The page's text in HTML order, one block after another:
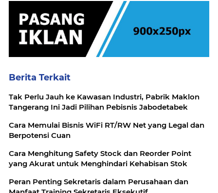
Berita Terkait
Tak Perlu Jauh ke Kawasan Industri, Pabrik Maklon
Tangerang Ini Jadi Pilihan Pebisnis Jabodetabek
Cara Memulai Bisnis WiFi RT/RW Net yang Legal dan
Berpotensi Cuan
Cara Menghitung Safety Stock dan Reorder Point
yang Akurat untuk Menghindari Kehabisan Stok
Peran Penting Sekretaris dalam Perusahaan dan